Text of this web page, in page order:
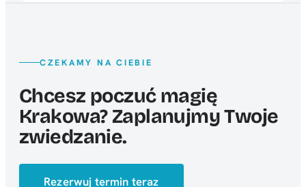
CZEKAMY NA CIEBIE
Chcesz poczuć magię
Krakowa? Zaplanujmy Twoje
zwiedzanie.
Rezerwuj termin teraz